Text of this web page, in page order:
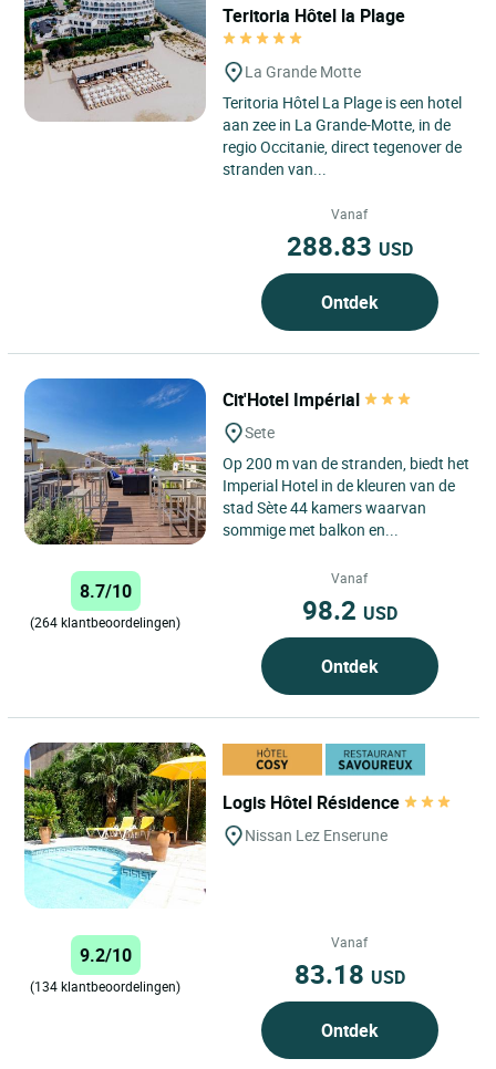
Teritoria Hôtel la Plage
La Grande Motte
Teritoria Hôtel La Plage is een hotel
aan zee in La Grande-Motte, in de
regio Occitanie, direct tegenover de
stranden van...
Vanaf
288.83 USD
Ontdek
Cit'Hotel Impérial
Sete
Op 200 m van de stranden, biedt het
Imperial Hotel in de kleuren van de
stad Sète 44 kamers waarvan
sommige met balkon en...
8.7/10
(264 klantbeoordelingen)
Vanaf
98.2 USD
Ontdek
Logis Hôtel Résidence
Nissan Lez Enserune
9.2/10
(134 klantbeoordelingen)
Vanaf
83.18 USD
Ontdek